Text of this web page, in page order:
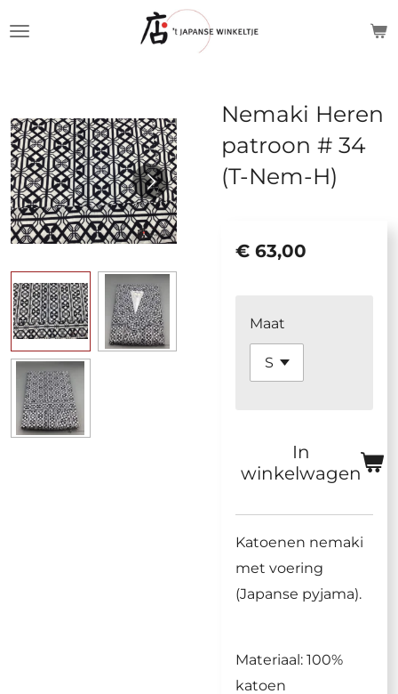
hoofdinhoud
Nemaki Heren
patroon # 34
(T-Nem-H)
€ 63,00
Maat
In
winkelwagen
Katoenen nemaki
met voering
(Japanse pyjama).
Materiaal: 100%
katoen